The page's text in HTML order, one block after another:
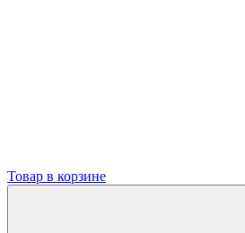
Товар в корзине